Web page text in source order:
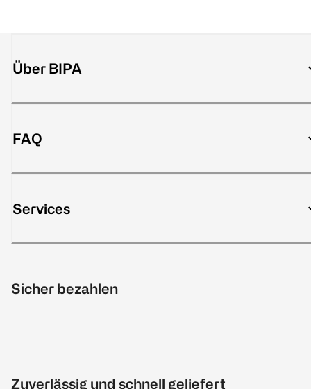
Über BIPA
FAQ
Services
Sicher bezahlen
Zuverlässig und schnell geliefert